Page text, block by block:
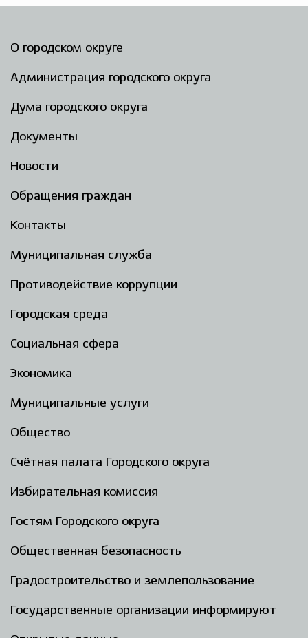
О городском округе
Администрация городского округа
Дума городского округа
Документы
Новости
Обращения граждан
Контакты
Муниципальная служба
Противодействие коррупции
Городская среда
Социальная сфера
Экономика
Муниципальные услуги
Общество
Счётная палата Городского округа
Избирательная комиссия
Гостям Городского округа
Общественная безопасность
Градостроительство и землепользование
Государственные организации информируют